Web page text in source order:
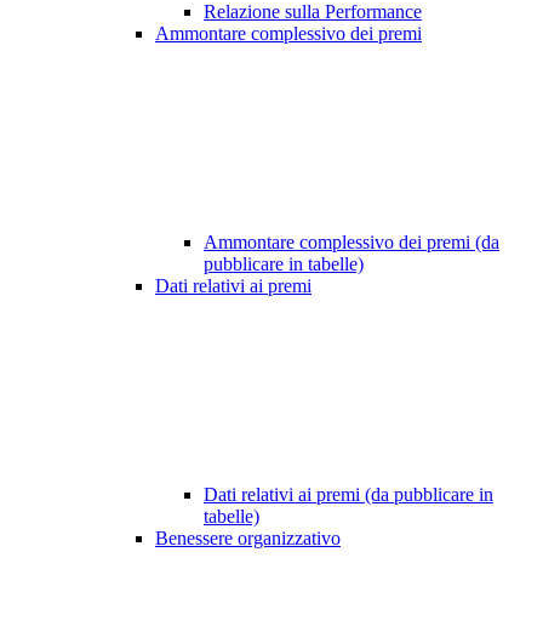
Relazione sulla Performance
Ammontare complessivo dei premi
Ammontare complessivo dei premi (da
pubblicare in tabelle)
Dati relativi ai premi
Dati relativi ai premi (da pubblicare in
tabelle)
Benessere organizzativo